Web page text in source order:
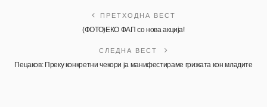
ПРЕТХОДНА ВЕСТ
(ФОТО)ЕКО ФАП со нова акција!
СЛЕДНА ВЕСТ
Пецаков: Преку конкретни чекори ја манифестираме грижата кон младите